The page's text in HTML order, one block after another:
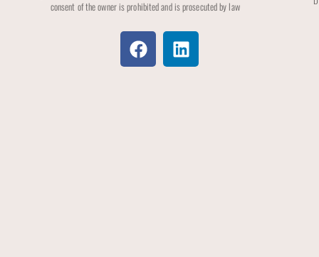
consent of the owner is prohibited and is prosecuted by law